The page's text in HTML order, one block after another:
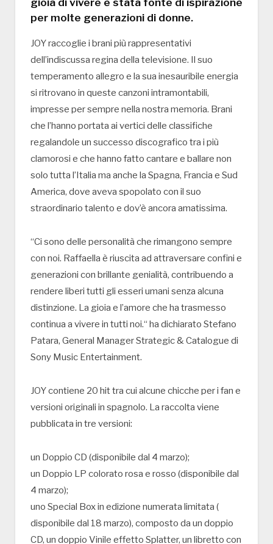
per molte generazioni di donne.
JOY raccoglie i brani più rappresentativi
dell’indiscussa regina della televisione. Il suo
temperamento allegro e la sua inesauribile energia
si ritrovano in queste canzoni intramontabili,
impresse per sempre nella nostra memoria. Brani
che l’hanno portata ai vertici delle classifiche
regalandole un successo discografico tra i più
clamorosi e che hanno fatto cantare e ballare non
solo tutta l’Italia ma anche la Spagna, Francia e Sud
America, dove aveva spopolato con il suo
straordinario talento e dov’è ancora amatissima.
“Ci sono delle personalità che rimangono sempre
con noi. Raffaella è riuscita ad attraversare confini e
generazioni con brillante genialità, contribuendo a
rendere liberi tutti gli esseri umani senza alcuna
distinzione. La gioia e l’amore che ha trasmesso
continua a vivere in tutti noi.“ ha dichiarato Stefano
Patara, General Manager Strategic & Catalogue di
Sony Music Entertainment.
JOY contiene 20 hit tra cui alcune chicche per i fan e
versioni originali in spagnolo. La raccolta viene
pubblicata in tre versioni:
un Doppio CD (disponibile dal 4 marzo);
un Doppio LP colorato rosa e rosso (disponibile dal
4 marzo);
uno Special Box in edizione numerata limitata (
disponibile dal 18 marzo), composto da un doppio
CD, un doppio Vinile effetto Splatter, un libretto con